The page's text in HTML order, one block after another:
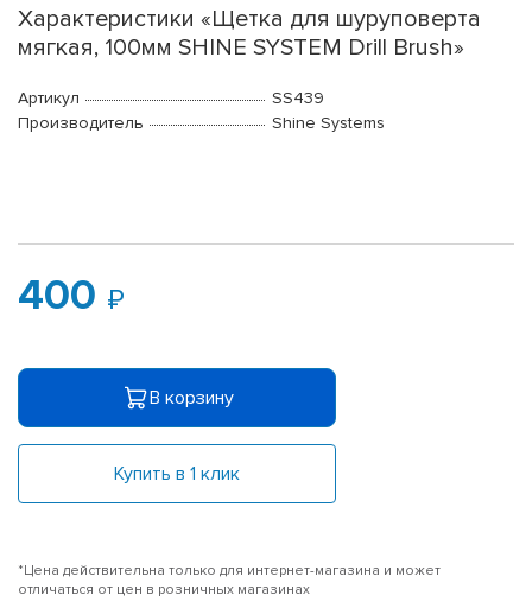
Характеристики «Щетка для шуруповерта
мягкая, 100мм SHINE SYSTEM Drill Brush»
Артикул
SS439
Производитель
Shine Systems
400
В корзину
Купить в 1 клик
*Цена действительна только для интернет-магазина и может
отличаться от цен в розничных магазинах